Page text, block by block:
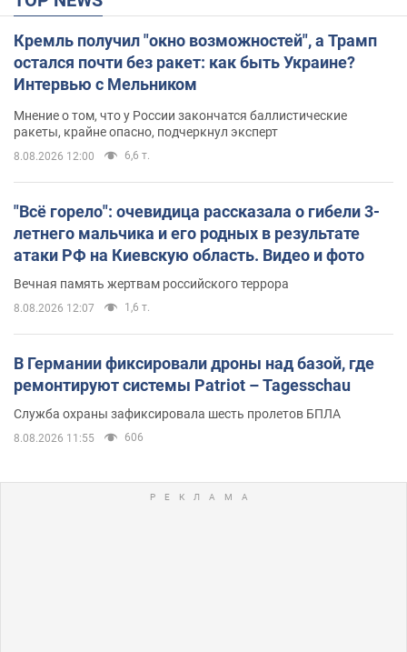
Кремль получил "окно возможностей", а Трамп
остался почти без ракет: как быть Украине?
Интервью с Мельником
Мнение о том, что у России закончатся баллистические
ракеты, крайне опасно, подчеркнул эксперт
8.08.2026 12:00 6,6 т.
"Всё горело": очевидица рассказала о гибели 3-
летнего мальчика и его родных в результате
атаки РФ на Киевскую область. Видео и фото
Вечная память жертвам российского террора
8.08.2026 12:07 1,6 т.
В Германии фиксировали дроны над базой, где
ремонтируют системы Patriot – Tagesschau
Служба охраны зафиксировала шесть пролетов БПЛА
8.08.2026 11:55 606